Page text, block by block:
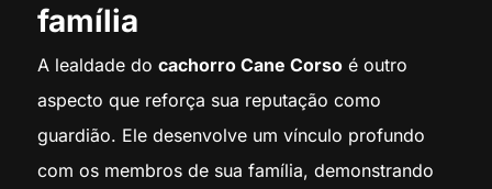
família
A lealdade do cachorro Cane Corsoé outro
aspecto que reforça sua reputação como
guardião. Ele desenvolve um vínculo profundo
com os membros de sua família, demonstrando